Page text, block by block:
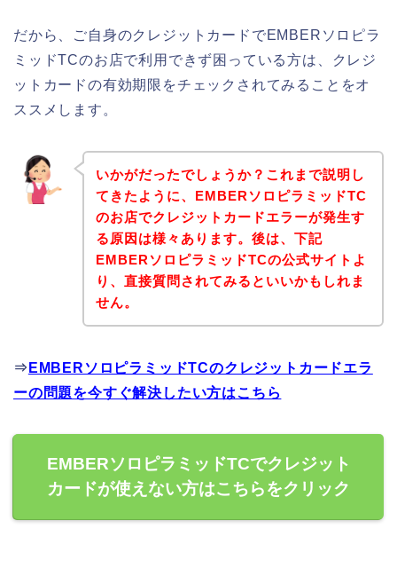
だから、ご自身のクレジットカードでEMBERソロピラ
ミッドTCのお店で利用できず困っている方は、クレジ
ットカードの有効期限をチェックされてみることをオ
ススメします。
いかがだったでしょうか？これまで説明し
てきたように、EMBERソロピラミッドTC
のお店でクレジットカードエラーが発生す
る原因は様々あります。後は、下記
EMBERソロピラミッドTCの公式サイトよ
り、直接質問されてみるといいかもしれま
せん。
⇒ EMBERソロピラミッドTCのクレジットカードエラ
ーの問題を今すぐ解決したい方はこちら
EMBERソロピラミッドTCでクレジット
カードが使えない方はこちらをクリック